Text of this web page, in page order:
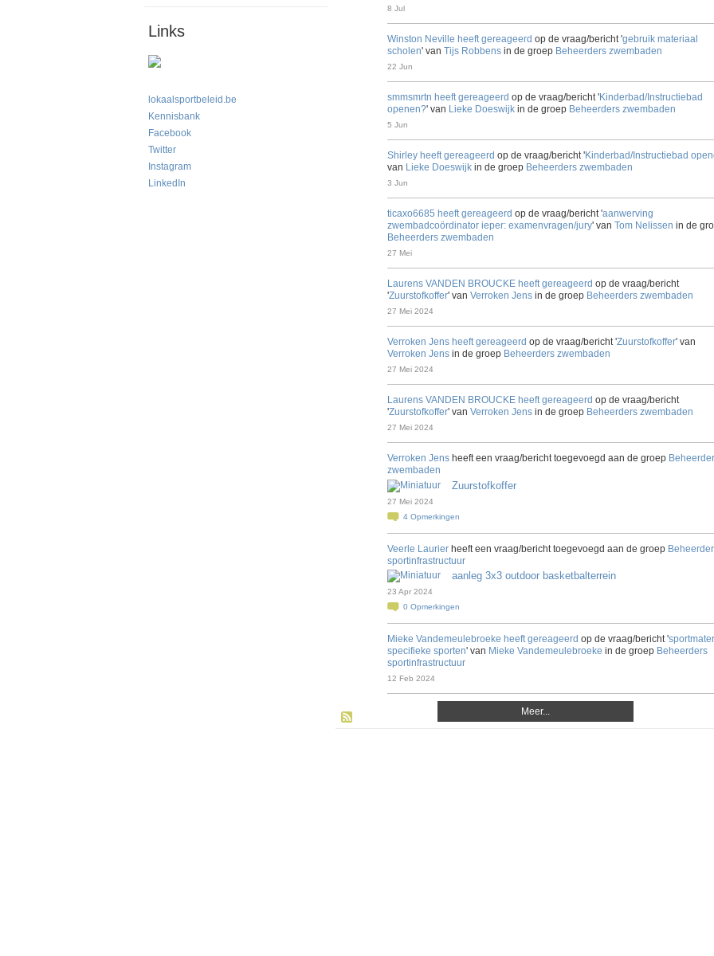
Links
lokaalsportbeleid.be
Kennisbank
Facebook
Twitter
Instagram
LinkedIn
8 Jul
Winston Neville heeft gereageerd op de vraag/bericht 'gebruik materiaal
scholen' van Tijs Robbens in de groep Beheerders zwembaden
22 Jun
smmsmrtn heeft gereageerd op de vraag/bericht 'Kinderbad/Instructiebad
openen?' van Lieke Doeswijk in de groep Beheerders zwembaden
5 Jun
Shirley heeft gereageerd op de vraag/bericht 'Kinderbad/Instructiebad
van Lieke Doeswijk in de groep Beheerders zwembaden
3 Jun
ticaxo6685 heeft gereageerd op de vraag/bericht 'aanwerving
zwembadcoördinator ieper: examenvragen/jury' van Tom Nelissen in de
Beheerders zwembaden
27 Mei
Laurens VANDEN BROUCKE heeft gereageerd op de vraag/bericht
'Zuurstofkoffer' van Verroken Jens in de groep Beheerders zwembaden
27 Mei 2024
Verroken Jens heeft gereageerd op de vraag/bericht 'Zuurstofkoffer' van
Verroken Jens in de groep Beheerders zwembaden
27 Mei 2024
Laurens VANDEN BROUCKE heeft gereageerd op de vraag/bericht
'Zuurstofkoffer' van Verroken Jens in de groep Beheerders zwembaden
27 Mei 2024
Verroken Jens heeft een vraag/bericht toegevoegd aan de groep
zwembaden
Zuurstofkoffer
27 Mei 2024
4 Opmerkingen
Veerle Laurier heeft een vraag/bericht toegevoegd aan de groep
sportinfrastructuur
aanleg 3x3 outdoor basketbalterrein
23 Apr 2024
0 Opmerkingen
Mieke Vandemeulebroeke heeft gereageerd op de vraag/bericht '
specifieke sporten' van Mieke Vandemeulebroeke in de groep Beheerders
sportinfrastructuur
12 Feb 2024
Meer...